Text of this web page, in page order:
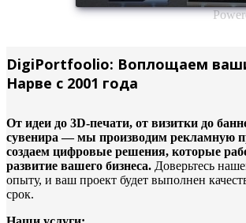
DigiPortfoolio: Воплощаем
Нарве с 2001 года
От идеи до 3D-печати, от визитки до
сувенира — мы производим рекламную
создаем цифровые решения, которые
развитие вашего бизнеса. Доверьтесь
опыту, и ваш проект будет выполнен
срок.